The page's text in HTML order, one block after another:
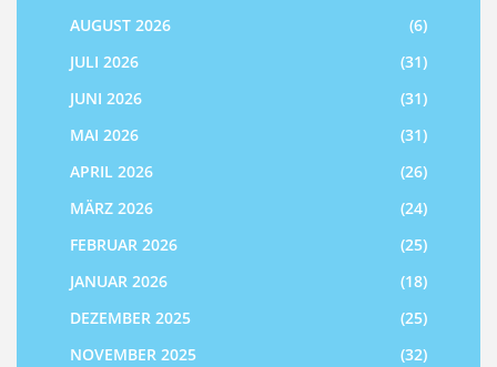
AUGUST 2026
(6)
JULI 2026
(31)
JUNI 2026
(31)
MAI 2026
(31)
APRIL 2026
(26)
MÄRZ 2026
(24)
FEBRUAR 2026
(25)
JANUAR 2026
(18)
DEZEMBER 2025
(25)
NOVEMBER 2025
(32)